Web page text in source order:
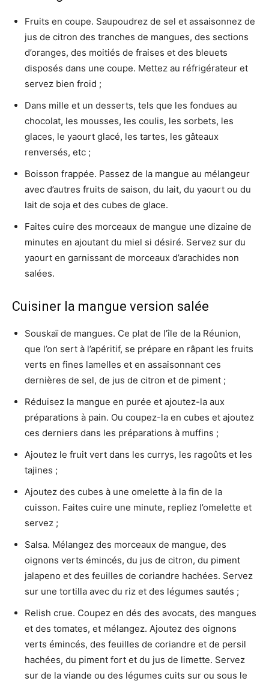
Fruits en coupe. Saupoudrez de sel et assaisonnez de
jus de citron des tranches de mangues, des sections
d’oranges, des moitiés de fraises et des bleuets
disposés dans une coupe. Mettez au réfrigérateur et
servez bien froid ;
Dans mille et un desserts, tels que les fondues au
chocolat, les mousses, les coulis, les sorbets, les
glaces, le yaourt glacé, les tartes, les gâteaux
renversés, etc ;
Boisson frappée. Passez de la mangue au mélangeur
avec d’autres fruits de saison, du lait, du yaourt ou du
lait de soja et des cubes de glace.
Faites cuire des morceaux de mangue une dizaine de
minutes en ajoutant du miel si désiré. Servez sur du
yaourt en garnissant de morceaux d’arachides non
salées.
Cuisiner la mangue version salée
Souskaï de mangues. Ce plat de l’île de la Réunion,
que l’on sert à l’apéritif, se prépare en râpant les fruits
verts en fines lamelles et en assaisonnant ces
dernières de sel, de jus de citron et de piment ;
Réduisez la mangue en purée et ajoutez-la aux
préparations à pain. Ou coupez-la en cubes et ajoutez
ces derniers dans les préparations à muffins ;
Ajoutez le fruit vert dans les currys, les ragoûts et les
tajines ;
Ajoutez des cubes à une omelette à la fin de la
cuisson. Faites cuire une minute, repliez l’omelette et
servez ;
Salsa. Mélangez des morceaux de mangue, des
oignons verts émincés, du jus de citron, du piment
jalapeno et des feuilles de coriandre hachées. Servez
sur une tortilla avec du riz et des légumes sautés ;
Relish crue. Coupez en dés des avocats, des mangues
et des tomates, et mélangez. Ajoutez des oignons
verts émincés, des feuilles de coriandre et de persil
hachées, du piment fort et du jus de limette. Servez
sur de la viande ou des légumes cuits sur ou sous le